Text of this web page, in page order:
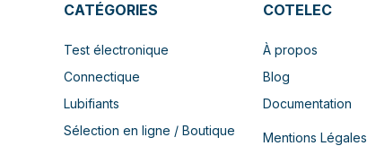
CATÉGORIES
Test électronique
Connectique
Lubifiants
Sélection en ligne / Boutique
COTELEC
À propos
Blog
Documentation
Mentions Légales